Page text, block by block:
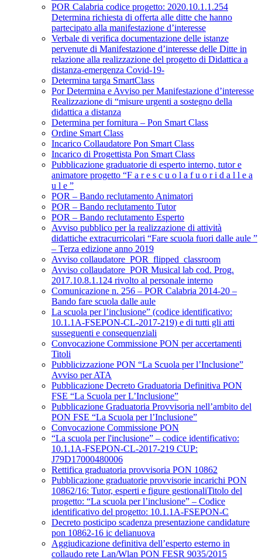
POR Calabria codice progetto: 2020.10.1.1.254
Determina richiesta di offerta alle ditte che hanno
partecipato alla manifestazione d’interesse
Verbale di verifica documentazione delle istanze
pervenute di Manifestazione d’interesse delle Ditte in
relazione alla realizzazione del progetto di Didattica a
distanza-emergenza Covid-19-
Determina targa SmartClass
Por Determina e Avviso per Manifestazione d’interesse
Realizzazione di “misure urgenti a sostegno della
didattica a distanza
Determina per fornitura – Pon Smart Class
Ordine Smart Class
Incarico Collaudatore Pon Smart Class
Incarico di Progettista Pon Smart Class
Pubblicazione graduatorie di esperto interno, tutor e
animatore progetto “F a r e s c u o l a f u o r i d a l l e a
u l e ”
POR – Bando reclutamento Animatori
POR – Bando reclutamento Tutor
POR – Bando reclutamento Esperto
Avviso pubblico per la realizzazione di attività
didattiche extracurricolari “Fare scuola fuori dalle aule ”
– Terza edizione anno 2019
Avviso collaudatore_POR_flipped_classroom
Avviso collaudatore_POR Musical lab cod. Prog.
2017.10.8.1.124 rivolto al personale interno
Comunicazione n. 256 – POR Calabria 2014-20 –
Bando fare scuola dalle aule
La scuola per l’inclusione” (codice identificativo:
10.1.1A-FSEPON-CL-2017-219) e di tutti gli atti
susseguenti e consequenziali
Convocazione Commissione PON per accertamenti
Titoli
Pubblicizzazione PON “La Scuola per l’Inclusione”
Avviso per ATA
Pubblicazione Decreto Graduatoria Definitiva PON
FSE “La Scuola per L’Inclusione”
Pubblicazione Graduatoria Provvisoria nell’ambito del
PON FSE “La Scuola per l’Inclusione”
Convocazione Commissione PON
“La scuola per l'inclusione” – codice identificativo:
10.1.1A-FSEPON-CL-2017-219 CUP:
J79D17000480006
Rettifica graduatoria provvisoria PON 10862
Pubblicazione graduatorie provvisorie incarichi PON
10862/16: Tutor, esperti e figure gestionaliTitolo del
progetto: “La scuola per l’inclusione” – Codice
identificativo del progetto: 10.1.1A-FSEPON-C
Decreto posticipo scadenza presentazione candidature
pon 10862-16 ic delianuova
Aggiudicazione definitiva dell’esperto esterno in
collaudo rete Lan/Wlan PON FESR 9035/2015